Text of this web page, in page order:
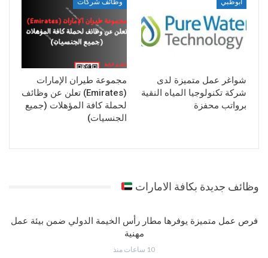
ابوظبي
شواغر عمل متميزة لدى
شركة تكنولوجيا المياه النقية
برواتب محفزة
وظائف شركات
مجموعة طيران الإمارات
(Emirates) تعلن عن وظائف
لحملة كافة المؤهلات (جميع
الجنسيات)
وظائف جديدة بكافة الامارات
فرص عمل متميزة يوفرها مطار رأس الخيمة الدولي ضمن بيئة عمل
مهنية
10 ساعات منذ